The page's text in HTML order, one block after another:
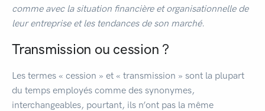
comme avec la situation financière et organisationnelle de
leur entreprise et les tendances de son marché.
Transmission ou cession ?
Les termes « cession » et « transmission » sont la plupart
du temps employés comme des synonymes,
interchangeables, pourtant, ils n’ont pas la même